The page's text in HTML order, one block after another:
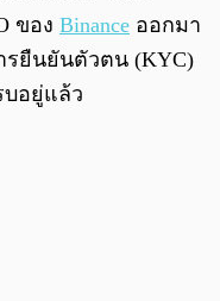
ของ Binance ออกมา
รยืนยันตัวตน (KYC)
บอยู่แล้ว